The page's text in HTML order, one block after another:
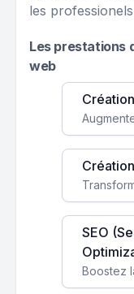
les
Les prestations
web
SEO